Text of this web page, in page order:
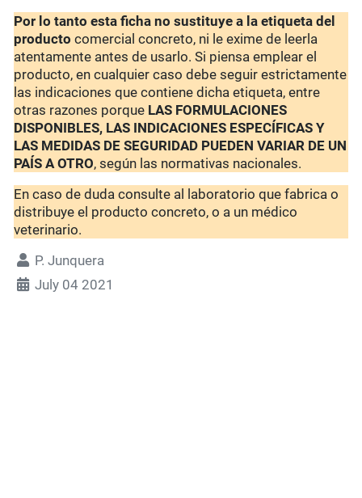
Por lo tanto esta ficha no sustituye a la etiqueta del
producto comercial concreto, ni le exime de leerla
atentamente antes de usarlo. Si piensa emplear el
producto, en cualquier caso debe seguir estrictamente
las indicaciones que contiene dicha etiqueta, entre
otras razones porque LAS FORMULACIONES
DISPONIBLES, LAS INDICACIONES ESPECÍFICAS Y
LAS MEDIDAS DE SEGURIDAD PUEDEN VARIAR DE UN
PAÍS A OTRO, según las normativas nacionales.
En caso de duda consulte al laboratorio que fabrica o
distribuye el producto concreto, o a un médico
veterinario.
P. Junquera
July 04 2021